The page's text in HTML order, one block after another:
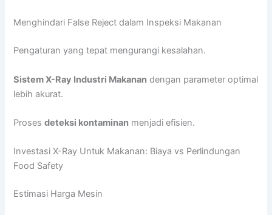
Menghindari False Reject dalam Inspeksi Makanan
Pengaturan yang tepat mengurangi kesalahan.
Sistem X-Ray Industri Makanan dengan parameter optimal
lebih akurat.
Prosesdeteksi kontaminan menjadi efisien.
Investasi X-Ray Untuk Makanan: Biaya vs Perlindungan
Food Safety
Estimasi Harga Mesin